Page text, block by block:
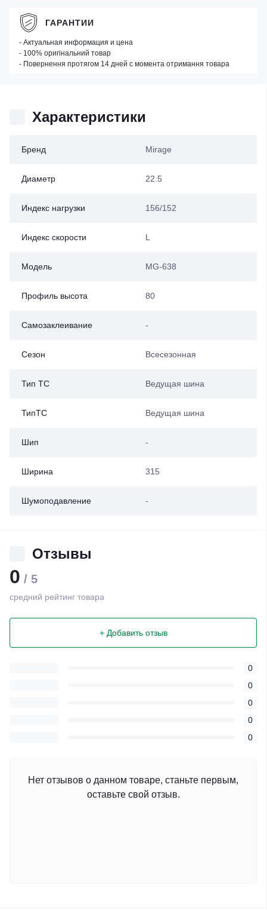
Характеристики
Бренд Mirage
Диаметр 22.5
Индекс нагрузки 156/152
Индекс скорости L
Модель MG-638
Профиль высота 80
Самозаклеивание -
Сезон Всесезонная
Тип ТС Ведущая шина
ТипТС Ведущая шина
Шип -
Ширина 315
Шумоподавление -
Отзывы
0 / 5
средний рейтинг товара
+ Добавить отзыв
0
0
0
0
0
Нет отзывов о данном товаре, станьте первым,
оставьте свой отзыв.
ГАРАНТИИ
- Актуальная информация и цена
- 100% оригінальний товар
- Повернення протягом 14 дней с момента отримання товара